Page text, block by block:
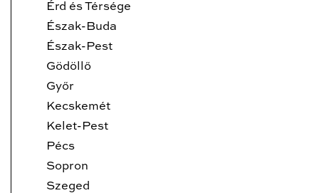
Érd és Térsége
Észak-Buda
Észak-Pest
Gödöllő
Győr
Kecskemét
Kelet-Pest
Pécs
Sopron
Szeged